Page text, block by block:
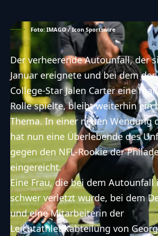
Foto: IMAGO / Icon Sportswire
Der verheerende Autounfall, der
Januar ereignete und bei dem
College-Star Jalen Carter eine
Rolle spielte, bleibt weiterhin ein
Thema. In einer neuen Wendung
hat nun eine Überlebende des
gegen den NFL-Rookie der
eingereicht.
Eine Frau, die bei dem Autounfall
schwer verletzt wurde, bei dem
und eine Mitarbeiterin der
Leichtathletikabteilung von